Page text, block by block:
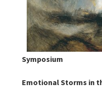
Symposium
Emotional Storms in